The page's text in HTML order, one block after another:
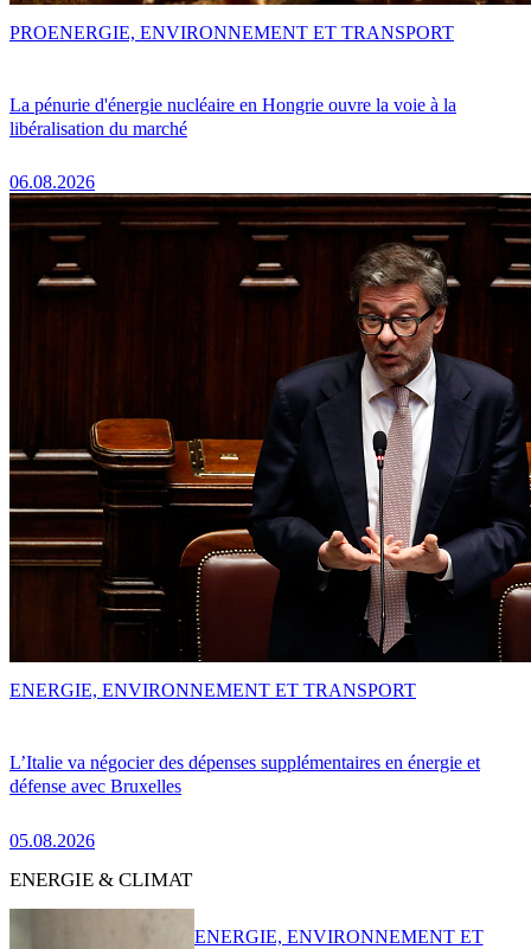
La pénurie d'énergie nucléaire en Hongrie ouvre la voie à la
libéralisation du marché
06.08.2026
PROENERGIE, ENVIRONNEMENT ET TRANSPORT
L’Italie va négocier des dépenses supplémentaires en énergie et
défense avec Bruxelles
05.08.2026
ENERGIE, ENVIRONNEMENT ET TRANSPORT
ENERGIE & CLIMAT
ENERGIE, ENVIRONNEMENT ET